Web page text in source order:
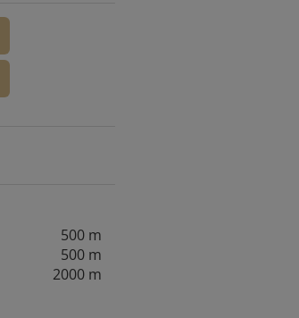
500 m
500 m
2000 m